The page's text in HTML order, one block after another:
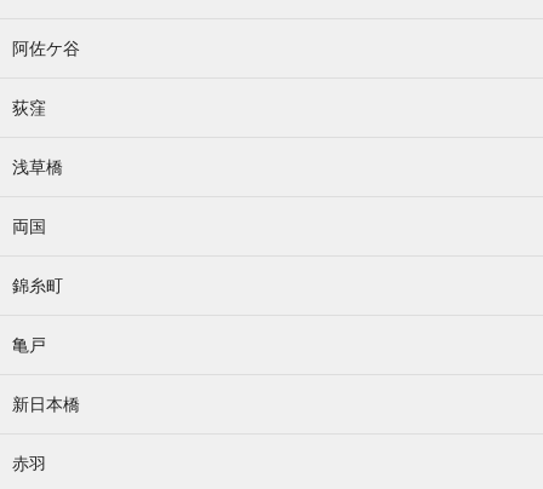
阿佐ケ谷
荻窪
浅草橋
両国
錦糸町
亀戸
新日本橋
赤羽